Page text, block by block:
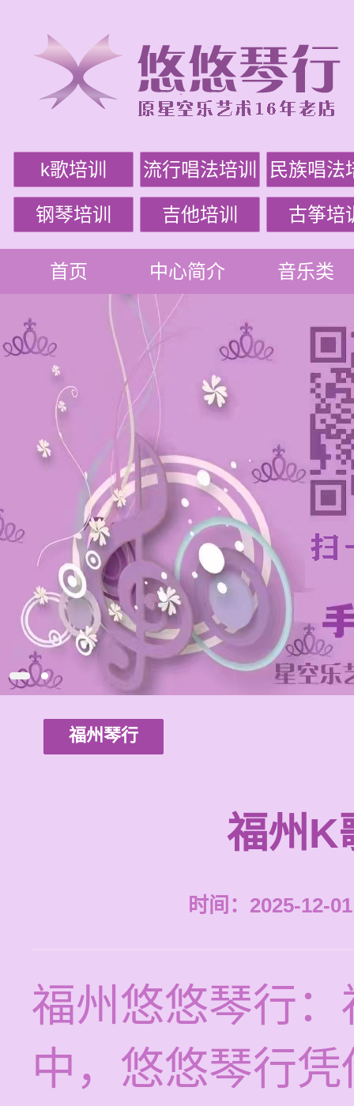
k歌培训 流行唱法培训 民族唱法
钢琴培训 吉他培训 古筝培
首页 中心简介 音乐类
福州琴行
福州K
时间：2025-12-
福州悠悠琴行
中，悠悠琴行